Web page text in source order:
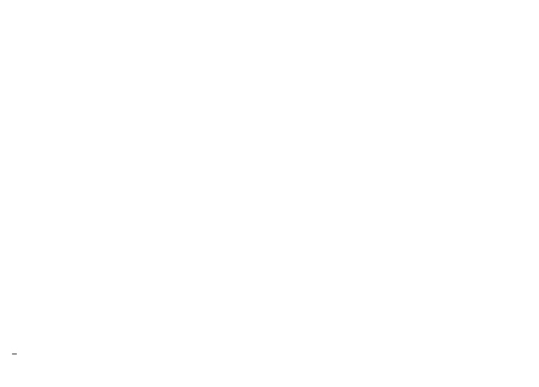
-